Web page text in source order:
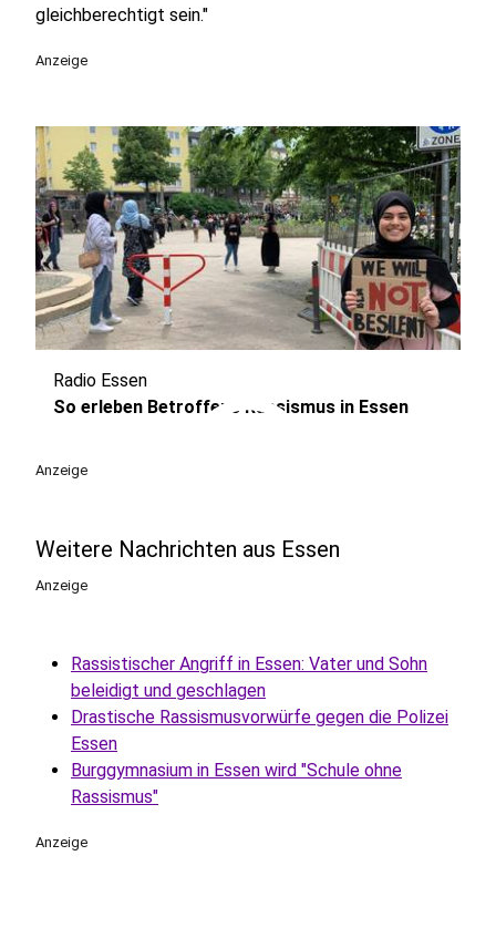
gleichberechtigt sein."
Anzeige
play_circle
Radio Essen
So erleben Betroffene Rassismus in Essen
Anzeige
Weitere Nachrichten aus Essen
Anzeige
Rassistischer Angriff in Essen: Vater und Sohn
beleidigt und geschlagen
Drastische Rassismusvorwürfe gegen die Polizei
Essen
Burggymnasium in Essen wird "Schule ohne
Rassismus"
Anzeige